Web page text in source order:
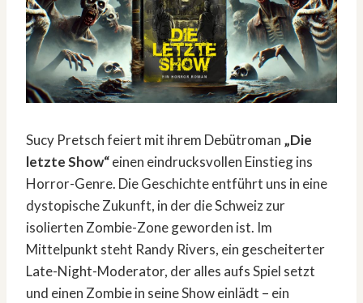
Sucy Pretsch feiert mit ihrem Debütroman „Die
letzte Show“einen eindrucksvollen Einstieg ins
Horror-Genre. Die Geschichte entführt uns in eine
dystopische Zukunft, in der die Schweiz zur
isolierten Zombie-Zone geworden ist. Im
Mittelpunkt steht Randy Rivers, ein gescheiterter
Late-Night-Moderator, der alles aufs Spiel setzt
und einen Zombie in seine Show einlädt – ein